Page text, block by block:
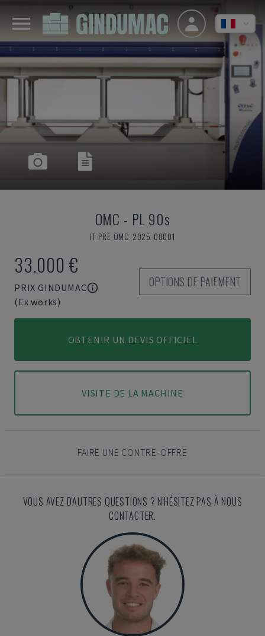
OMC - PL 90s
IT-PRE-OMC-2025-00001
33.000 €
PRIX GINDUMAC
(Ex works)
OPTIONS DE PAIEMENT
OBTENIR UN DEVIS OFFICIEL
VISITE DE LA MACHINE
FAIRE UNE CONTRE-OFFRE
VOUS AVEZ D'AUTRES QUESTIONS ? N'HÉSITEZ PAS À NOUS
CONTACTER.